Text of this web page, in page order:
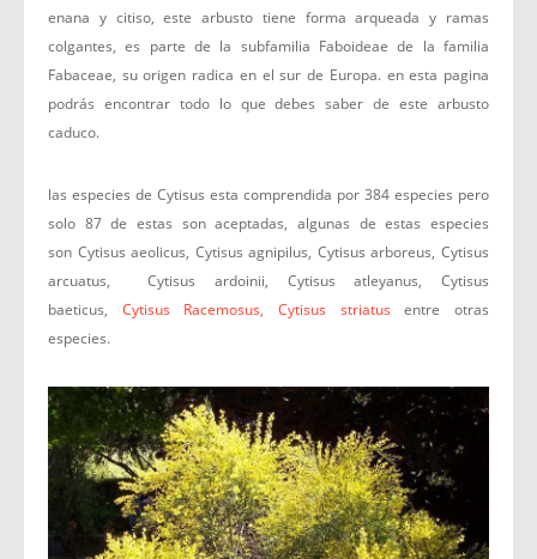
enana y citiso, este arbusto tiene forma arqueada y ramas
colgantes, es parte de la subfamilia Faboideae de la familia
Fabaceae, su origen radica en el sur de Europa. en esta pagina
podrás encontrar todo lo que debes saber de este arbusto
caduco.
las especies de Cytisus esta comprendida por 384 especies pero
solo 87 de estas son aceptadas, algunas de estas especies
son Cytisus aeolicus, Cytisus agnipilus, Cytisus arboreus, Cytisus
arcuatus, Cytisus ardoinii, Cytisus atleyanus, Cytisus
baeticus, Cytisus Racemosus,Cytisus striatusentre otras
especies.